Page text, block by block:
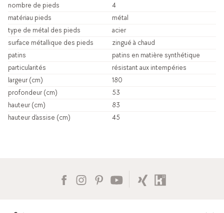
nombre de pieds
4
matériau pieds
métal
type de métal des pieds
acier
surface métallique des pieds
zingué à chaud
patins
patins en matière synthétique
particularités
résistant aux intempéries
largeur (cm)
180
profondeur (cm)
53
hauteur (cm)
83
hauteur d’assise (cm)
45